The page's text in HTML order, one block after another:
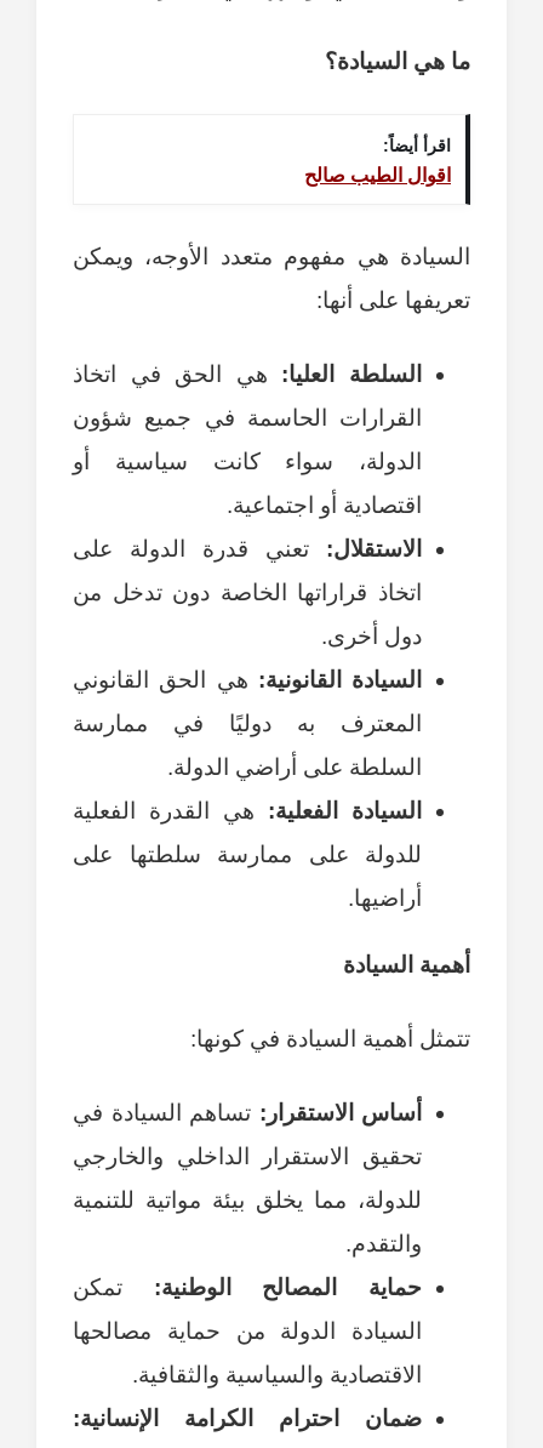
ما هي السيادة؟
اقرأ أيضاً:
اقوال الطيب صالح
السيادة هي مفهوم متعدد الأوجه، ويمكن
تعريفها على أنها:
السلطة العليا: هي الحق في اتخاذ
القرارات الحاسمة في جميع شؤون
الدولة، سواء كانت سياسية أو
اقتصادية أو اجتماعية.
الاستقلال: تعني قدرة الدولة على
اتخاذ قراراتها الخاصة دون تدخل من
دول أخرى.
السيادة القانونية: هي الحق القانوني
المعترف به دوليًا في ممارسة
السلطة على أراضي الدولة.
السيادة الفعلية: هي القدرة الفعلية
للدولة على ممارسة سلطتها على
أراضيها.
أهمية السيادة
تتمثل أهمية السيادة في كونها:
أساس الاستقرار: تساهم السيادة في
تحقيق الاستقرار الداخلي والخارجي
للدولة، مما يخلق بيئة مواتية للتنمية
والتقدم.
حماية المصالح الوطنية: تمكن
السيادة الدولة من حماية مصالحها
الاقتصادية والسياسية والثقافية.
ضمان احترام الكرامة الإنسانية: